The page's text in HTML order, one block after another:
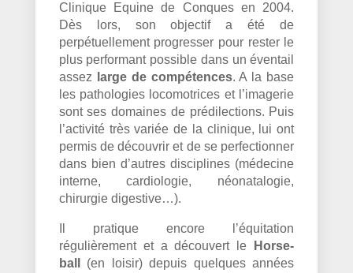
Clinique Equine de Conques en 2004.
Dès lors, son objectif a été de
perpétuellement progresser pour rester le
plus performant possible dans un éventail
assez
large de compétences. A la base
les pathologies locomotrices et l’imagerie
sont ses domaines de prédilections. Puis
l’activité très variée de la clinique, lui ont
permis de découvrir et de se perfectionner
dans bien d’autres disciplines (médecine
interne, cardiologie, néonatalogie,
chirurgie digestive…).
Il pratique encore l’équitation
régulièrement et a découvert le
Horse-
ball
(en loisir) depuis quelques années